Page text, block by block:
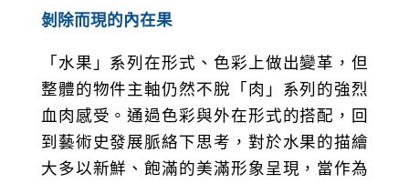
剝除而現的內在果
「水果」系列在形式、色彩上做出變革，但
整體的物件主軸仍然不脫「肉」系列的強烈
血肉感受。通過色彩與外在形式的搭配，回
到藝術史發展脈絡下思考，對於水果的描繪
大多以新鮮、飽滿的美滿形象呈現，當作為